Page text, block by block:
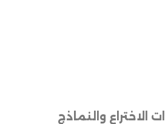
الاختراع والنماذج